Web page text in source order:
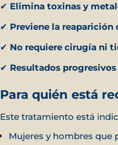
✔ Elimina toxinas y
✔ Previene la
✔ No requiere cirugía ni
✔ Resultados
Para quién está
Este tratamiento está
Mujeres y hombres que